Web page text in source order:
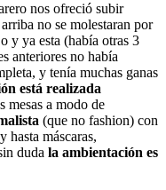
nos ofreció subir
no se molestaran por
y ya esta (había otras 3
anteriores no había
y tenía muchas ganas
está realizada
mesas a modo de
(que no fashion) con
hasta máscaras,
duda la ambientación es